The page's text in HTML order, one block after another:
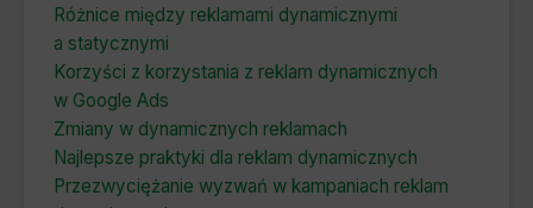
Różnice między reklamami dynamicznymi
a statycznymi
Korzyści z korzystania z reklam dynamicznych
w Google Ads
Zmiany w dynamicznych reklamach
Najlepsze praktyki dla reklam dynamicznych
Przezwyciężanie wyzwań w kampaniach reklam